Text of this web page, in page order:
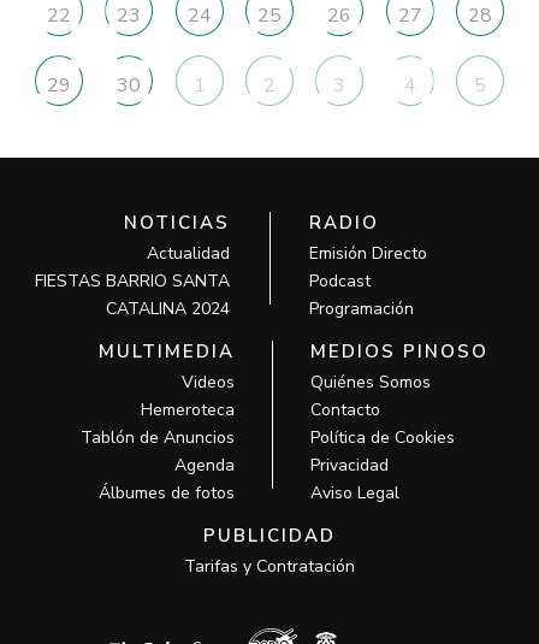
22 23 24 25 26 27 28
29 30 1 2 3 4 5
NOTICIAS
Actualidad
FIESTAS BARRIO SANTA
CATALINA 2024
RADIO
Emisión Directo
Podcast
Programación
MULTIMEDIA
Videos
Hemeroteca
Tablón de Anuncios
Agenda
Álbumes de fotos
MEDIOS PINOSO
Quiénes Somos
Contacto
Política de Cookies
Privacidad
Aviso Legal
PUBLICIDAD
Tarifas y Contratación